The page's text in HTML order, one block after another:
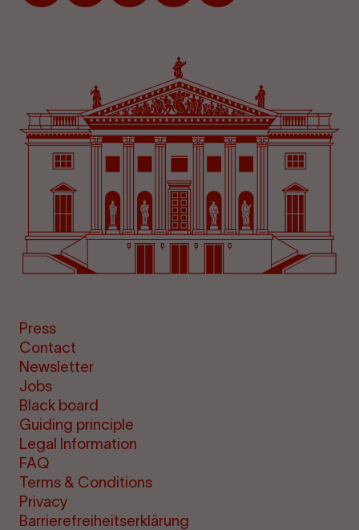
Press
Contact
Newsletter
Jobs
Black board
Guiding principle
Legal Information
FAQ
Terms & Conditions
Privacy
Barrierefreiheitserklärung